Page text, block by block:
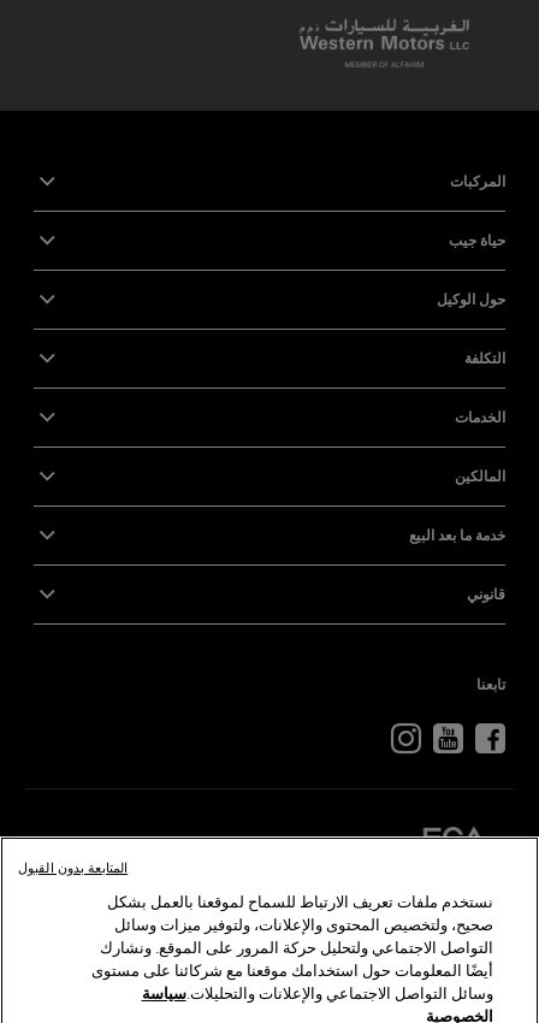
المركبات
حياة جيب
حول الوكيل
التكلفة
الخدمات
المالكين
خدمة ما بعد البيع
قانوني
تابعنا
روميو
©2026 FCA US LLC. جميع الحقوق محفوظة. كرايسلر، دودج، جيب، رام، موبار، إس آر تي هي
نستخدم ملفات تعريف الارتباط للسماح لموقعنا بالعمل بشكل
صحيح، ولتخصيص المحتوى والإعلانات، ولتوفير ميزات وسائل
التواصل الاجتماعي ولتحليل حركة المرور على الموقع. ونشارك
أيضًا المعلومات حول استخدامك موقعنا مع شركائنا على مستوى
وسائل التواصل الاجتماعي والإعلانات والتحليلات.سياسة
الخصوصية
المتابعة بدون القبول